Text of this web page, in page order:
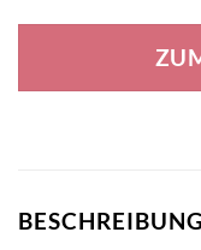
BESCHREIBUNG